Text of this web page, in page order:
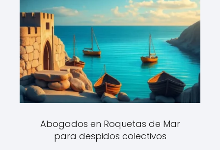
Abogados en Roquetas de Mar
para despidos colectivos